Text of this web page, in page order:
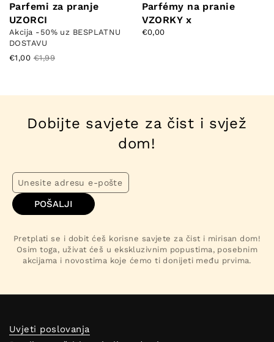
Parfemi za pranje
UZORCI
Akcija -50% uz BESPLATNU
DOSTAVU
€1,00 €1,99
Parfémy na pranie
VZORKY x
€0,00
Dobijte savjete za čist i svjež
dom!
POŠALJI
Pretplati se i dobit ćeš korisne savjete za čist i mirisan dom!
Osim toga, uživat ćeš u ekskluzivnim popustima, posebnim
akcijama i novostima koje ćemo ti donijeti među prvima.
Uvjeti poslovanja